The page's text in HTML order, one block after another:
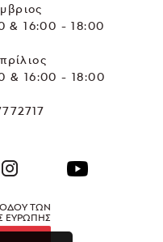
& 16:00 - 18:00
& 16:00 - 18:00
ΤΩΝ
ΕΥΡΩΠΗΣ